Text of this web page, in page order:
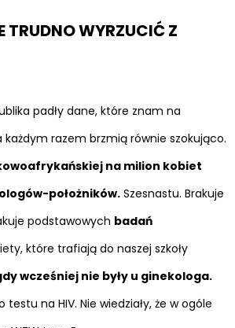
TRUDNO WYRZUCIĆ Z
padły dane, które znam na
razem brzmią równie szokująco.
na milion kobiet
położników. Szesnastu. Brakuje
podstawowych badań
które trafiają do naszej szkoły
wcześniej nie były u ginekologa.
testu na HIV. Nie wiedziały, że w ogóle